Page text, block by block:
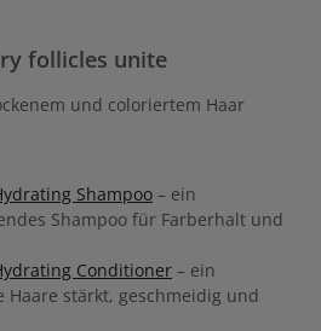
follicles unite
und coloriertem Haar
Shampoo – ein
Shampoo für Farberhalt und
Conditioner – ein
Haare stärkt, geschmeidig und